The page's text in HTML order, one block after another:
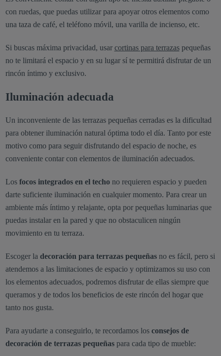
con ruedas, que puedas utilizar para apoyar otros elementos como
una taza de café, el teléfono móvil, una varilla de incienso, etc.
Si buscas máxima privacidad, usar cortinas para terrazaspequeñas
no te limitará el espacio y en su lugar sí te permitirá disfrutar de un
rincón íntimo y exclusivo.
Iluminación adecuada
Un inconveniente de las terrazas pequeñas cerradas es la dificultad
para obtener iluminación natural óptima todo el día. Tanto por este
motivo como para seguir disfrutando del espacio de noche, es
conveniente contar con elementos de iluminación adecuados.
Los focos integrados en el techono requieren espacio y pueden
darte suficiente iluminación en cualquier momento. Para crear un
ambiente más íntimo y relajante, opta por pequeñas luminarias que
puedas instalar en la pared y que no obstaculicen ningún
movimiento en tu terraza.
Escoger la decoración para terrazas pequeñasno es fácil, pero si
atendemos a las limitaciones de espacio y optimizamos su uso con
los elementos adecuados, podremos disfrutar de ellas siempre que
queramos y de todos los beneficios de este rincón del hogar que
tanto nos gusta.
Para ayudarte a conseguirlo, te recordamos los consejos de
decoración de terrazas pequeñaspara cada tipo de mueble: